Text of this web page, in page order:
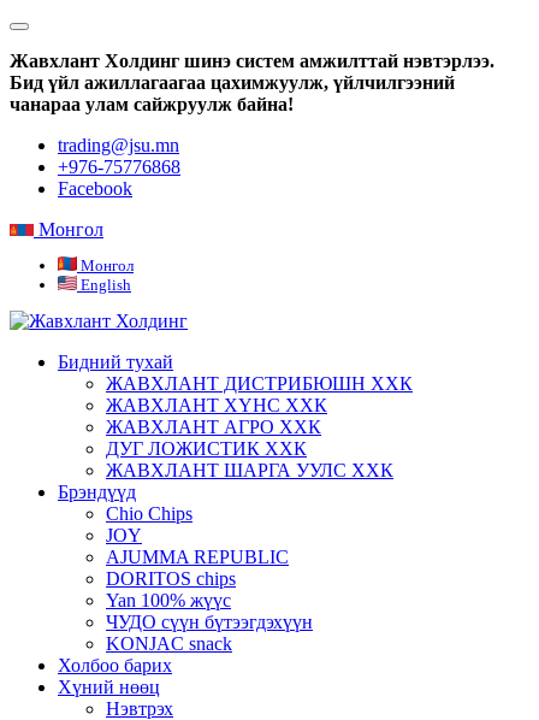
Жавхлант Холдинг шинэ систем амжилттай нэвтэрлээ.
Бид үйл ажиллагаагаа цахимжуулж, үйлчилгээний
чанараа улам сайжруулж байна!
trading@jsu.mn
+976-75776868
Facebook
Монгол
Монгол
English
Бидний тухай
ЖАВХЛАНТ ДИСТРИБЮШН ХХК
ЖАВХЛАНТ ХҮНС ХХК
ЖАВХЛАНТ АГРО ХХК
ДУГ ЛОЖИСТИК ХХК
ЖАВХЛАНТ ШАРГА УУЛС ХХК
Брэндүүд
Chio Chips
JOY
AJUMMA REPUBLIC
DORITOS chips
Yan 100% жүүс
ЧУДО сүүн бүтээгдэхүүн
KONJAC snack
Холбоо барих
Хүний нөөц
Нэвтрэх